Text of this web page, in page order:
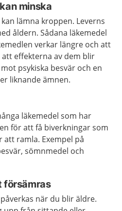
minska
lämna kroppen. Leverns
åldern. Sådana läkemedel
verkar längre och att
effekterna av dem blir
psykiska besvär och en
liknande ämnen.
läkemedel som har
för att få biverkningar som
ramla. Exempel på
sömnmedel och
försämras
när du blir äldre.